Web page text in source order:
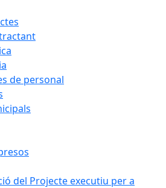
de personal
del Projecte executiu per a